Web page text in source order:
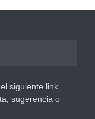
siguiente link
sugerencia o